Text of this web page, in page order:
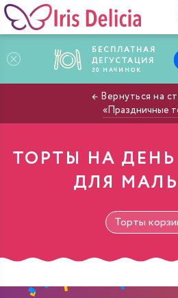
БЕСПЛАТНАЯ
ДЕГУСТАЦИЯ
30 НАЧИНОК
Праздничные
ТОРТЫ НА
ДЛЯ
Торты